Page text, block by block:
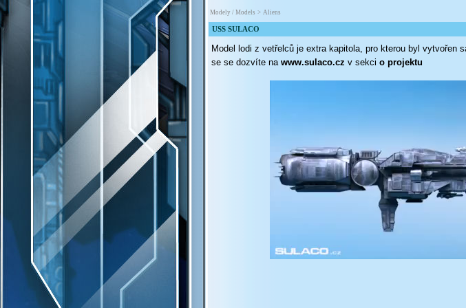
Modely / Models > Aliens
USS SULACO
Model lodi z vetřelců je extra kapitola, pro kterou byl vytvořen
se se dozvíte na www.sulaco.cz v sekci o projektu